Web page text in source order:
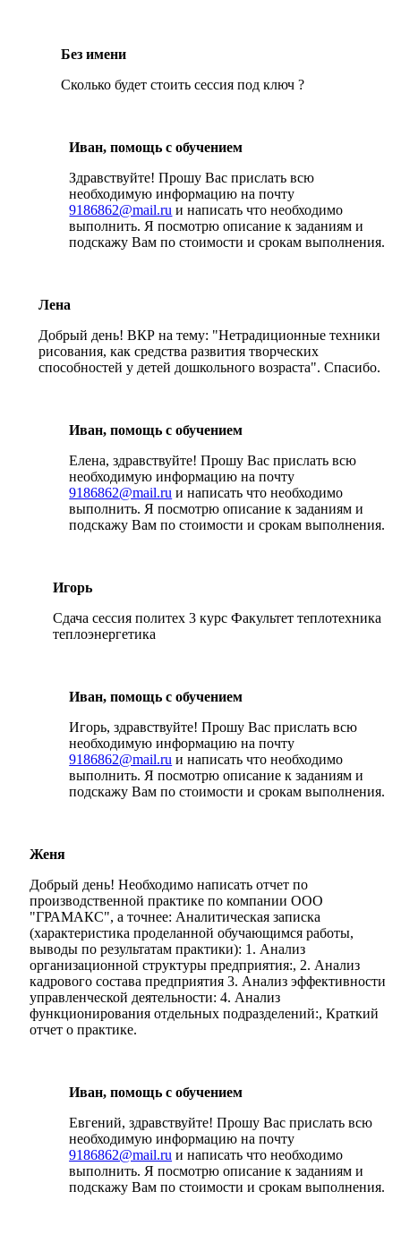
Без имени
Сколько будет стоить сессия под ключ ?
Иван, помощь с обучением
Здравствуйте! Прошу Вас прислать всю
необходимую информацию на почту
9186862@mail.ru и написать что необходимо
выполнить. Я посмотрю описание к заданиям и
подскажу Вам по стоимости и срокам выполнения.
Лена
Добрый день! ВКР на тему: "Нетрадиционные техники
рисования, как средства развития творческих
способностей у детей дошкольного возраста". Спасибо.
Иван, помощь с обучением
Елена, здравствуйте! Прошу Вас прислать всю
необходимую информацию на почту
9186862@mail.ru и написать что необходимо
выполнить. Я посмотрю описание к заданиям и
подскажу Вам по стоимости и срокам выполнения.
Игорь
Сдача сессия политех 3 курс Факультет теплотехника
теплоэнергетика
Иван, помощь с обучением
Игорь, здравствуйте! Прошу Вас прислать всю
необходимую информацию на почту
9186862@mail.ru и написать что необходимо
выполнить. Я посмотрю описание к заданиям и
подскажу Вам по стоимости и срокам выполнения.
Женя
Добрый день! Необходимо написать отчет по
производственной практике по компании ООО
"ГРАМАКС", а точнее: Аналитическая записка
(характеристика проделанной обучающимся работы,
выводы по результатам практики): 1. Анализ
организационной структуры предприятия:, 2. Анализ
кадрового состава предприятия 3. Анализ эффективности
управленческой деятельности: 4. Анализ
функционирования отдельных подразделений:, Краткий
отчет о практике.
Иван, помощь с обучением
Евгений, здравствуйте! Прошу Вас прислать всю
необходимую информацию на почту
9186862@mail.ru и написать что необходимо
выполнить. Я посмотрю описание к заданиям и
подскажу Вам по стоимости и срокам выполнения.